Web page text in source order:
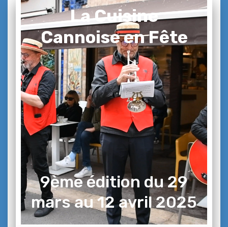
La Cuisine
Cannoise en Fête
9ème édition du 29
mars au 12 avril 2025